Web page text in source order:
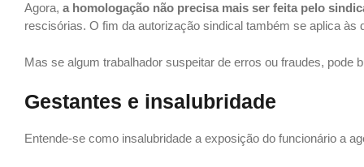
Agora, a homologação não precisa mais ser feita pelo
rescisórias. O fim da autorização sindical também se aplica às
Mas se algum trabalhador suspeitar de erros ou fraudes, pode
Gestantes e insalubridade
Entende-se como insalubridade a exposição do funcionário a